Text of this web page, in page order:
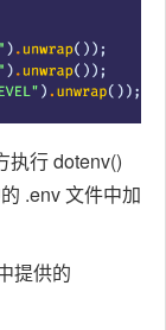
执行 dotenv()
.env 文件中加
提供的